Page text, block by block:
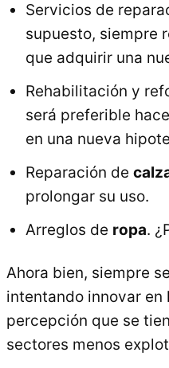
Servicios de
supuesto, siempre
que adquirir una
Rehabilitación y
será preferible
en una nueva
Reparación de
prolongar su uso.
Arreglos de ropa.
Ahora bien, siempre
intentando innovar
percepción que se
sectores menos